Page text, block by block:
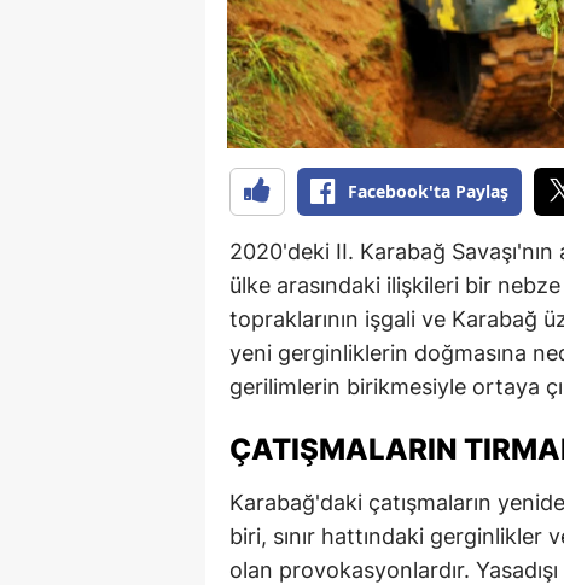
Bolu
Facebook'ta Paylaş
2020'deki II. Karabağ
ülke arasındaki ilişkileri bir
topraklarının işgali ve Karabağ
yeni gerginliklerin doğmasına
gerilimlerin birikmesiyle ortaya
ÇATIŞMALARIN
Karabağ'daki çatışmaların
biri, sınır hattındaki
olan provokasyonlardır.